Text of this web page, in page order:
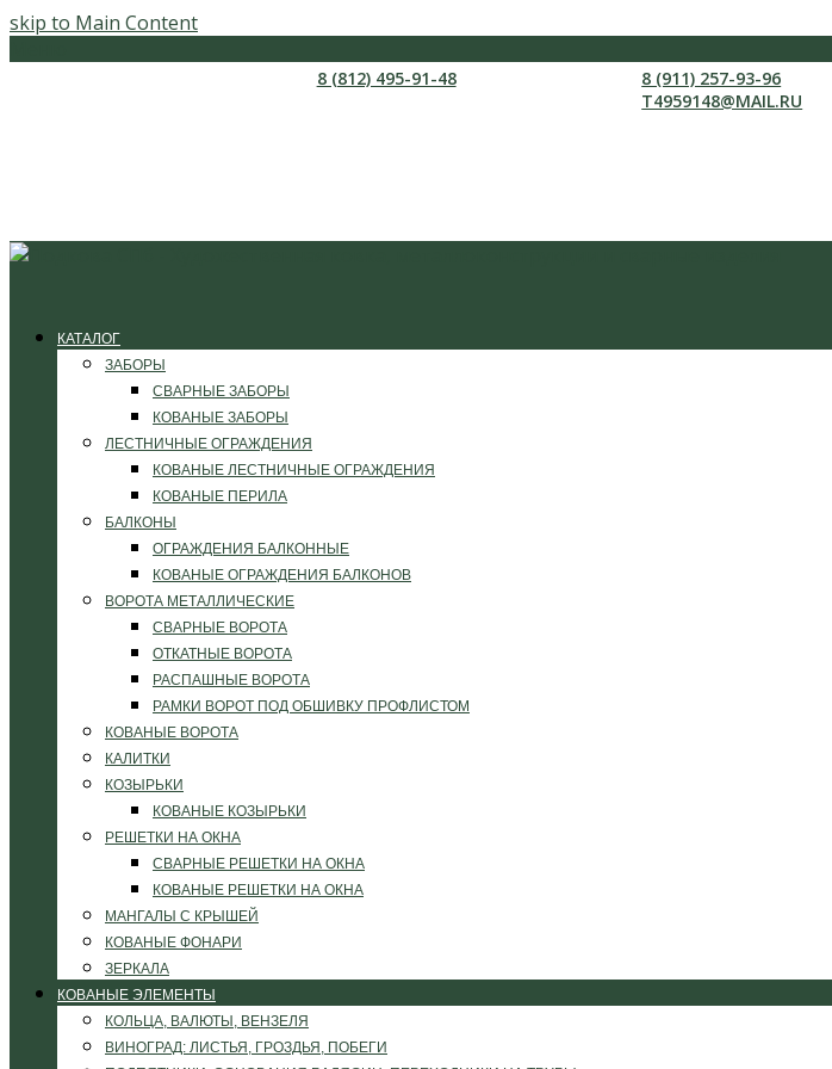
skip to Main Content
8 (812) 495-91-48
8 (911) 257-93-96
T4959148@MAIL.RU
КАТАЛОГ
ЗАБОРЫ
СВАРНЫЕ ЗАБОРЫ
КОВАНЫЕ ЗАБОРЫ
ЛЕСТНИЧНЫЕ ОГРАЖДЕНИЯ
КОВАНЫЕ ЛЕСТНИЧНЫЕ ОГРАЖДЕНИЯ
КОВАНЫЕ ПЕРИЛА
БАЛКОНЫ
ОГРАЖДЕНИЯ БАЛКОННЫЕ
КОВАНЫЕ ОГРАЖДЕНИЯ БАЛКОНОВ
ВОРОТА МЕТАЛЛИЧЕСКИЕ
СВАРНЫЕ ВОРОТА
ОТКАТНЫЕ ВОРОТА
РАСПАШНЫЕ ВОРОТА
РАМКИ ВОРОТ ПОД ОБШИВКУ ПРОФЛИСТОМ
КОВАНЫЕ ВОРОТА
КАЛИТКИ
КОЗЫРЬКИ
КОВАНЫЕ КОЗЫРЬКИ
РЕШЕТКИ НА ОКНА
СВАРНЫЕ РЕШЕТКИ НА ОКНА
КОВАНЫЕ РЕШЕТКИ НА ОКНА
МАНГАЛЫ С КРЫШЕЙ
КОВАНЫЕ ФОНАРИ
ЗЕРКАЛА
КОВАНЫЕ ЭЛЕМЕНТЫ
КОЛЬЦА, ВАЛЮТЫ, ВЕНЗЕЛЯ
ВИНОГРАД: ЛИСТЬЯ, ГРОЗДЬЯ, ПОБЕГИ